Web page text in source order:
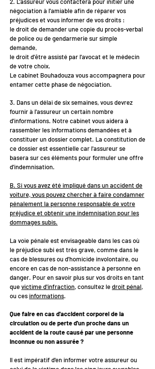
négociation à l'amiable afin de réparer vos
préjudices et vous informer de vos droits :
le droit de demander une copie du procès-verbal
de police ou de gendarmerie sur simple
demande,
le droit d'être assisté par l'avocat et le médecin
de votre choix.
Le cabinet Bouhadouza vous accompagnera pour
entamer cette phase de négociation.
3. Dans un délai de six semaines, vous devrez
fournir à l'assureur un certain nombre
d'informations. Notre cabinet vous aidera à
rassembler les informations demandées et à
constituer un dossier complet. La constitution de
ce dossier est essentielle car l'assureur se
basera sur ces éléments pour formuler une offre
d'indemnisation.
B. Si vous avez été impliqué dans un accident de
voiture, vous pouvez chercher à faire condamner
pénalement la personne responsable de votre
préjudice et obtenir une indemnisation pour les
dommages subis.
La voie pénale est envisageable dans les cas où
le préjudice subi est très grave, comme dans le
cas de blessures ou d'homicide involontaire, ou
encore en cas de non-assistance à personne en
danger. Pour en savoir plus sur vos droits en tant
quevictime d'infraction, consultez ledroit pénal,
ou ces informations.
Que faire en cas d'accident corporel de la
circulation ou de perte d'un proche dans un
accident de la route causé par une personne
inconnue ou non assurée ?
Il est impératif d'en informer votre assureur ou